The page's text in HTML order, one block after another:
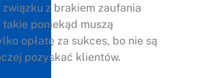
związku z brakiem zaufania
poniekąd muszą
opłatę za sukces, bo nie są
pozyskać klientów.